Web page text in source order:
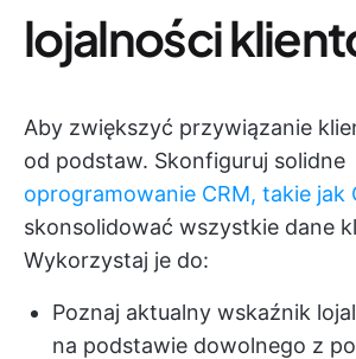
lojalności
Aby zwiększyć przywiązanie
od podstaw. Skonfiguruj solidne
oprogramowanie CRM, takie jak
skonsolidować wszystkie dane
Wykorzystaj je do:
Poznaj aktualny wskaźnik
na podstawie dowolnego z